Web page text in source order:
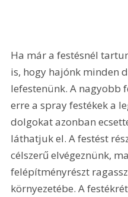
Ha már a festésnél
is, hogy hajónk minden
lefestenünk. A nagyobb
erre a spray festékek a
dolgokat azonban
láthatjuk el. A festést
célszerű elvégeznünk,
felépítményrészt
környezetébe. A